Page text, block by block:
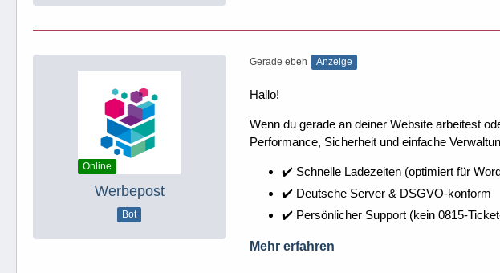
Online
Werbepost
Bot
Gerade eben Anzeige
Hallo!
Wenn du gerade an deiner Website arbeitest
Performance, Sicherheit und einfache
✔️ Schnelle Ladezeiten (optimiert für
✔️ Deutsche Server & DSGVO-konform
✔️ Persönlicher Support (kein 0815-
Mehr erfahren